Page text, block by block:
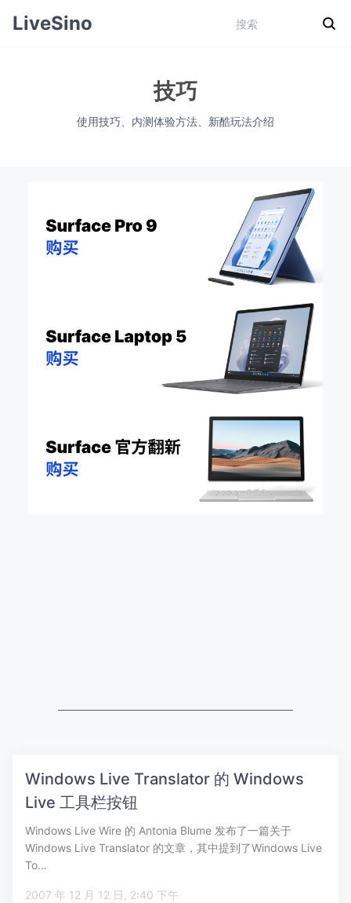
LiveSino
技巧
使用技巧、内测体验方法、新酷玩法介绍
Windows Live Translator 的 Windows
Live 工具栏按钮
Windows Live Wire 的 Antonia Blume 发布了一篇关于
Windows Live Translator 的文章，其中提到了Windows Live
To…
2007 年 12 月 12 日, 2:40 下午